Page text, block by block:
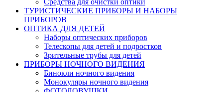
Средства для очистки оптики
ТУРИСТИЧЕСКИЕ ПРИБОРЫ И НАБОРЫ
ПРИБОРОВ
ОПТИКА ДЛЯ ДЕТЕЙ
Наборы оптических приборов
Телескопы для детей и подростков
Зрительные трубы для детей
ПРИБОРЫ НОЧНОГО ВИДЕНИЯ
Бинокли ночного видения
Монокуляры ночного видения